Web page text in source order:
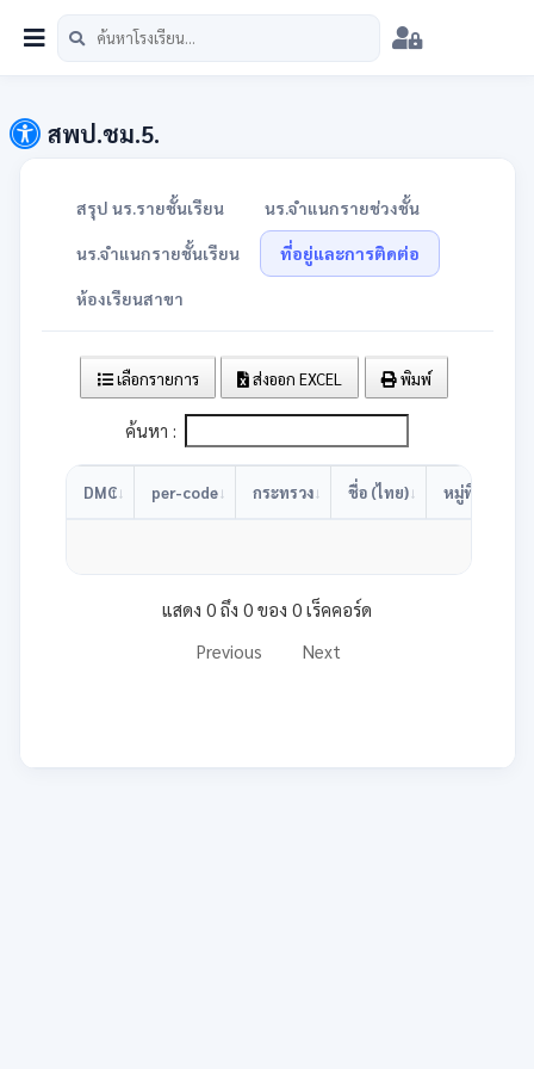
หน้าแรก นักเรียน บุคลากร วิชาการ
สพป.ชม.5.
สรุป นร.รายชั้นเรียน นร.จำแนกรายช่วงชั้น
นร.จำแนกรายชั้นเรียน ที่อยู่และการติดต่อ
ห้องเรียนสาขา
เลือกรายการ ส่งออก EXCEL พิมพ์
ค้นหา :
DMC per-code กระทรวง ชื่อ (ไทย) หมู่ที่
แสดง 0 ถึง 0 ของ 0 เร็คคอร์ด
Previous
Next